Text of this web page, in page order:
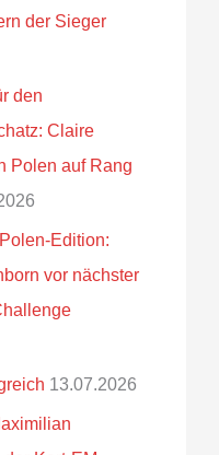
der Sieger
den
Claire
Polen auf Rang
Edition:
vor nächster
13.07.2026